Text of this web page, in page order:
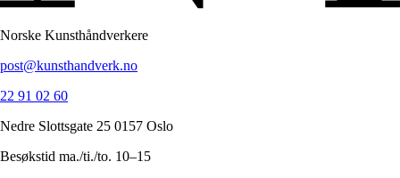
Norske Kunsthåndverkere
post@kunsthandverk.no
22 91 02 60
Nedre Slottsgate 25 0157 Oslo
Besøkstid ma./ti./to. 10–15